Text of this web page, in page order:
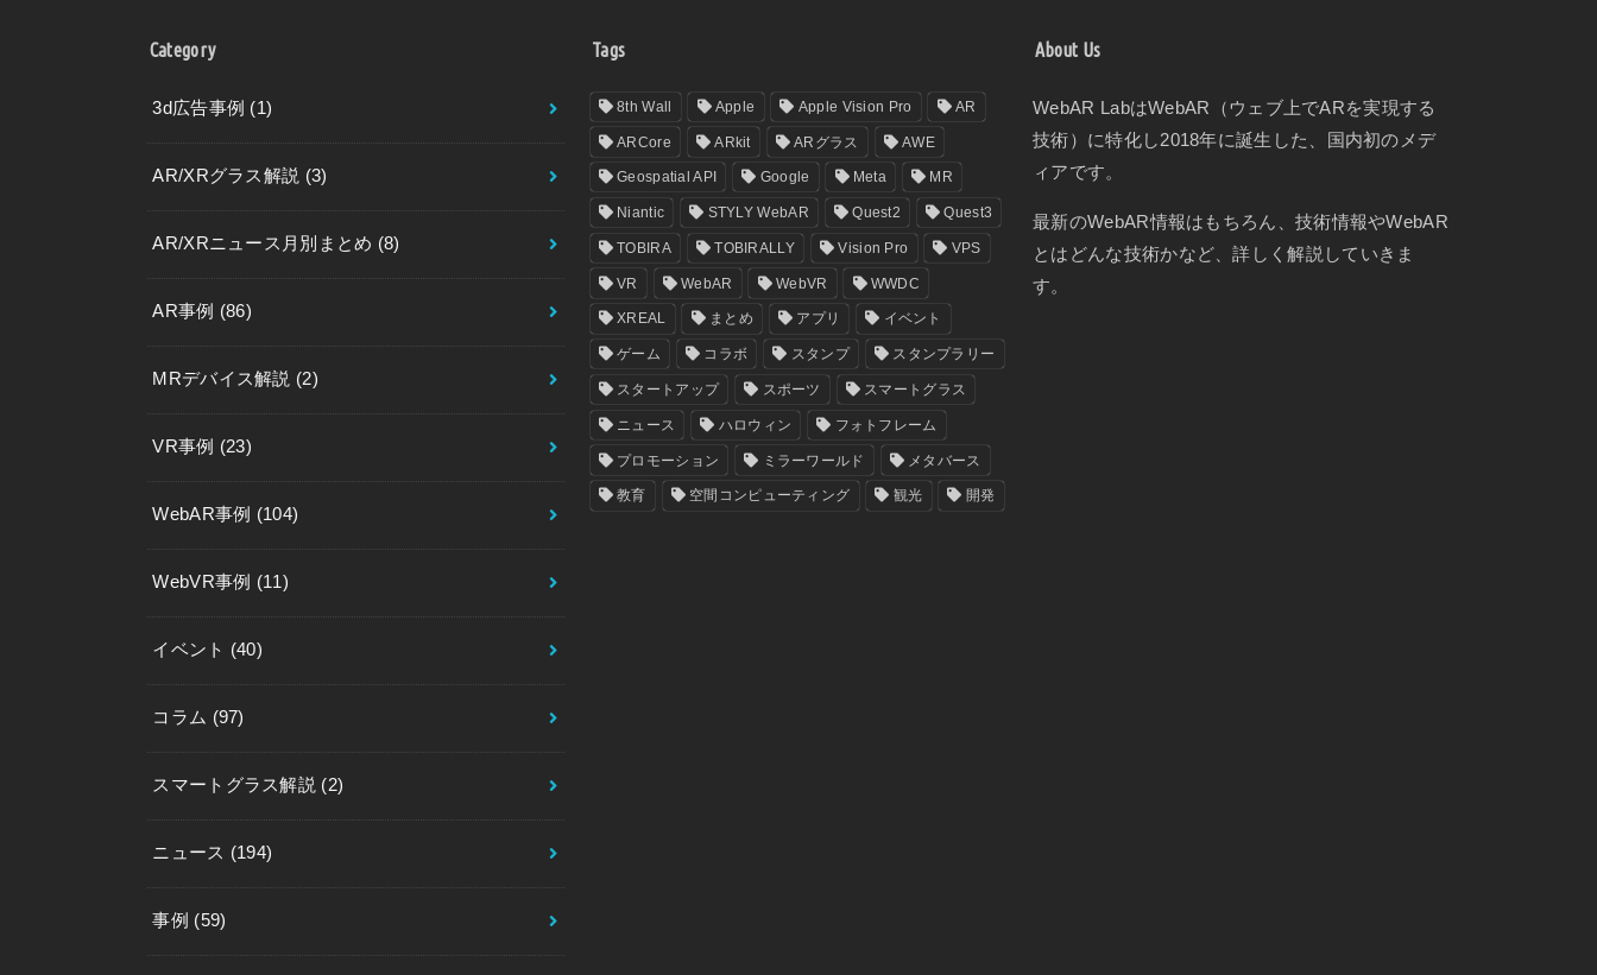
Category
3d広告事例 (1)
AR/XRグラス解説 (3)
AR/XRニュース月別まとめ (8)
AR事例 (86)
MRデバイス解説 (2)
VR事例 (23)
WebAR事例 (104)
WebVR事例 (11)
イベント (40)
コラム (97)
スマートグラス解説 (2)
ニュース (194)
事例 (59)
Tags
8th Wall Apple Apple Vision Pro AR
ARCore ARkit ARグラス AWE
Geospatial API Google Meta MR
Niantic STYLY WebAR Quest2 Quest3
TOBIRA TOBIRALLY Vision Pro VPS
VR WebAR WebVR WWDC
XREAL まとめ アプリ イベント
ゲーム コラボ スタンプ スタンプラリー
スタートアップ スポーツ スマートグラス
ニュース ハロウィン フォトフレーム
プロモーション ミラーワールド メタバース
教育 空間コンピューティング 観光 開発
About Us
WebAR LabはWebAR（ウェブ上でARを実現する
技術）に特化し2018年に誕生した、国内初のメデ
ィアです。
最新のWebAR情報はもちろん、技術情報やWebAR
とはどんな技術かなど、詳しく解説していきま
す。